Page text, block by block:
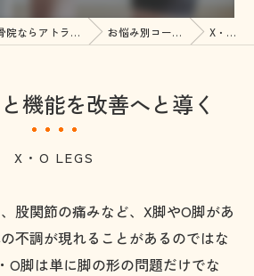
福岡県北九州市の整骨院ならアトラク戸畑整骨院 お悩み別コース紹介 X・O脚
機能を改善へと導く
X・O LEGS
股関節の痛みなど、X脚やO脚があ
不調が現れることがあるのではな
O脚は単に脚の形の問題だけでな